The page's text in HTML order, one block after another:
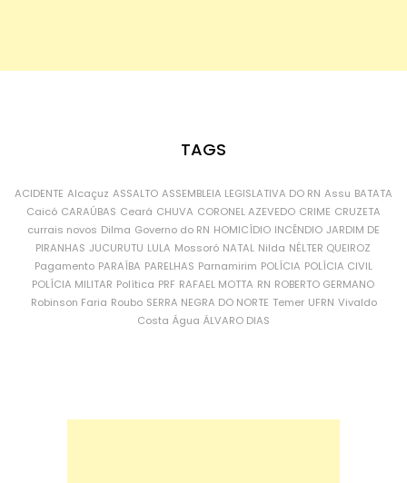
TAGS
ACIDENTE Alcaçuz ASSALTO ASSEMBLEIA LEGISLATIVA DO RN Assu BATATA
Caicó CARAÚBAS Ceará CHUVA CORONEL AZEVEDO CRIME CRUZETA
currais novos Dilma Governo do RN HOMICÍDIO INCÊNDIO JARDIM DE
PIRANHAS JUCURUTU LULA Mossoró NATAL Nilda NÉLTER QUEIROZ
Pagamento PARAÍBA PARELHAS Parnamirim POLÍCIA POLÍCIA CIVIL
POLÍCIA MILITAR Política PRF RAFAEL MOTTA RN ROBERTO GERMANO
Robinson Faria Roubo SERRA NEGRA DO NORTE Temer UFRN Vivaldo
Costa Água ÁLVARO DIAS